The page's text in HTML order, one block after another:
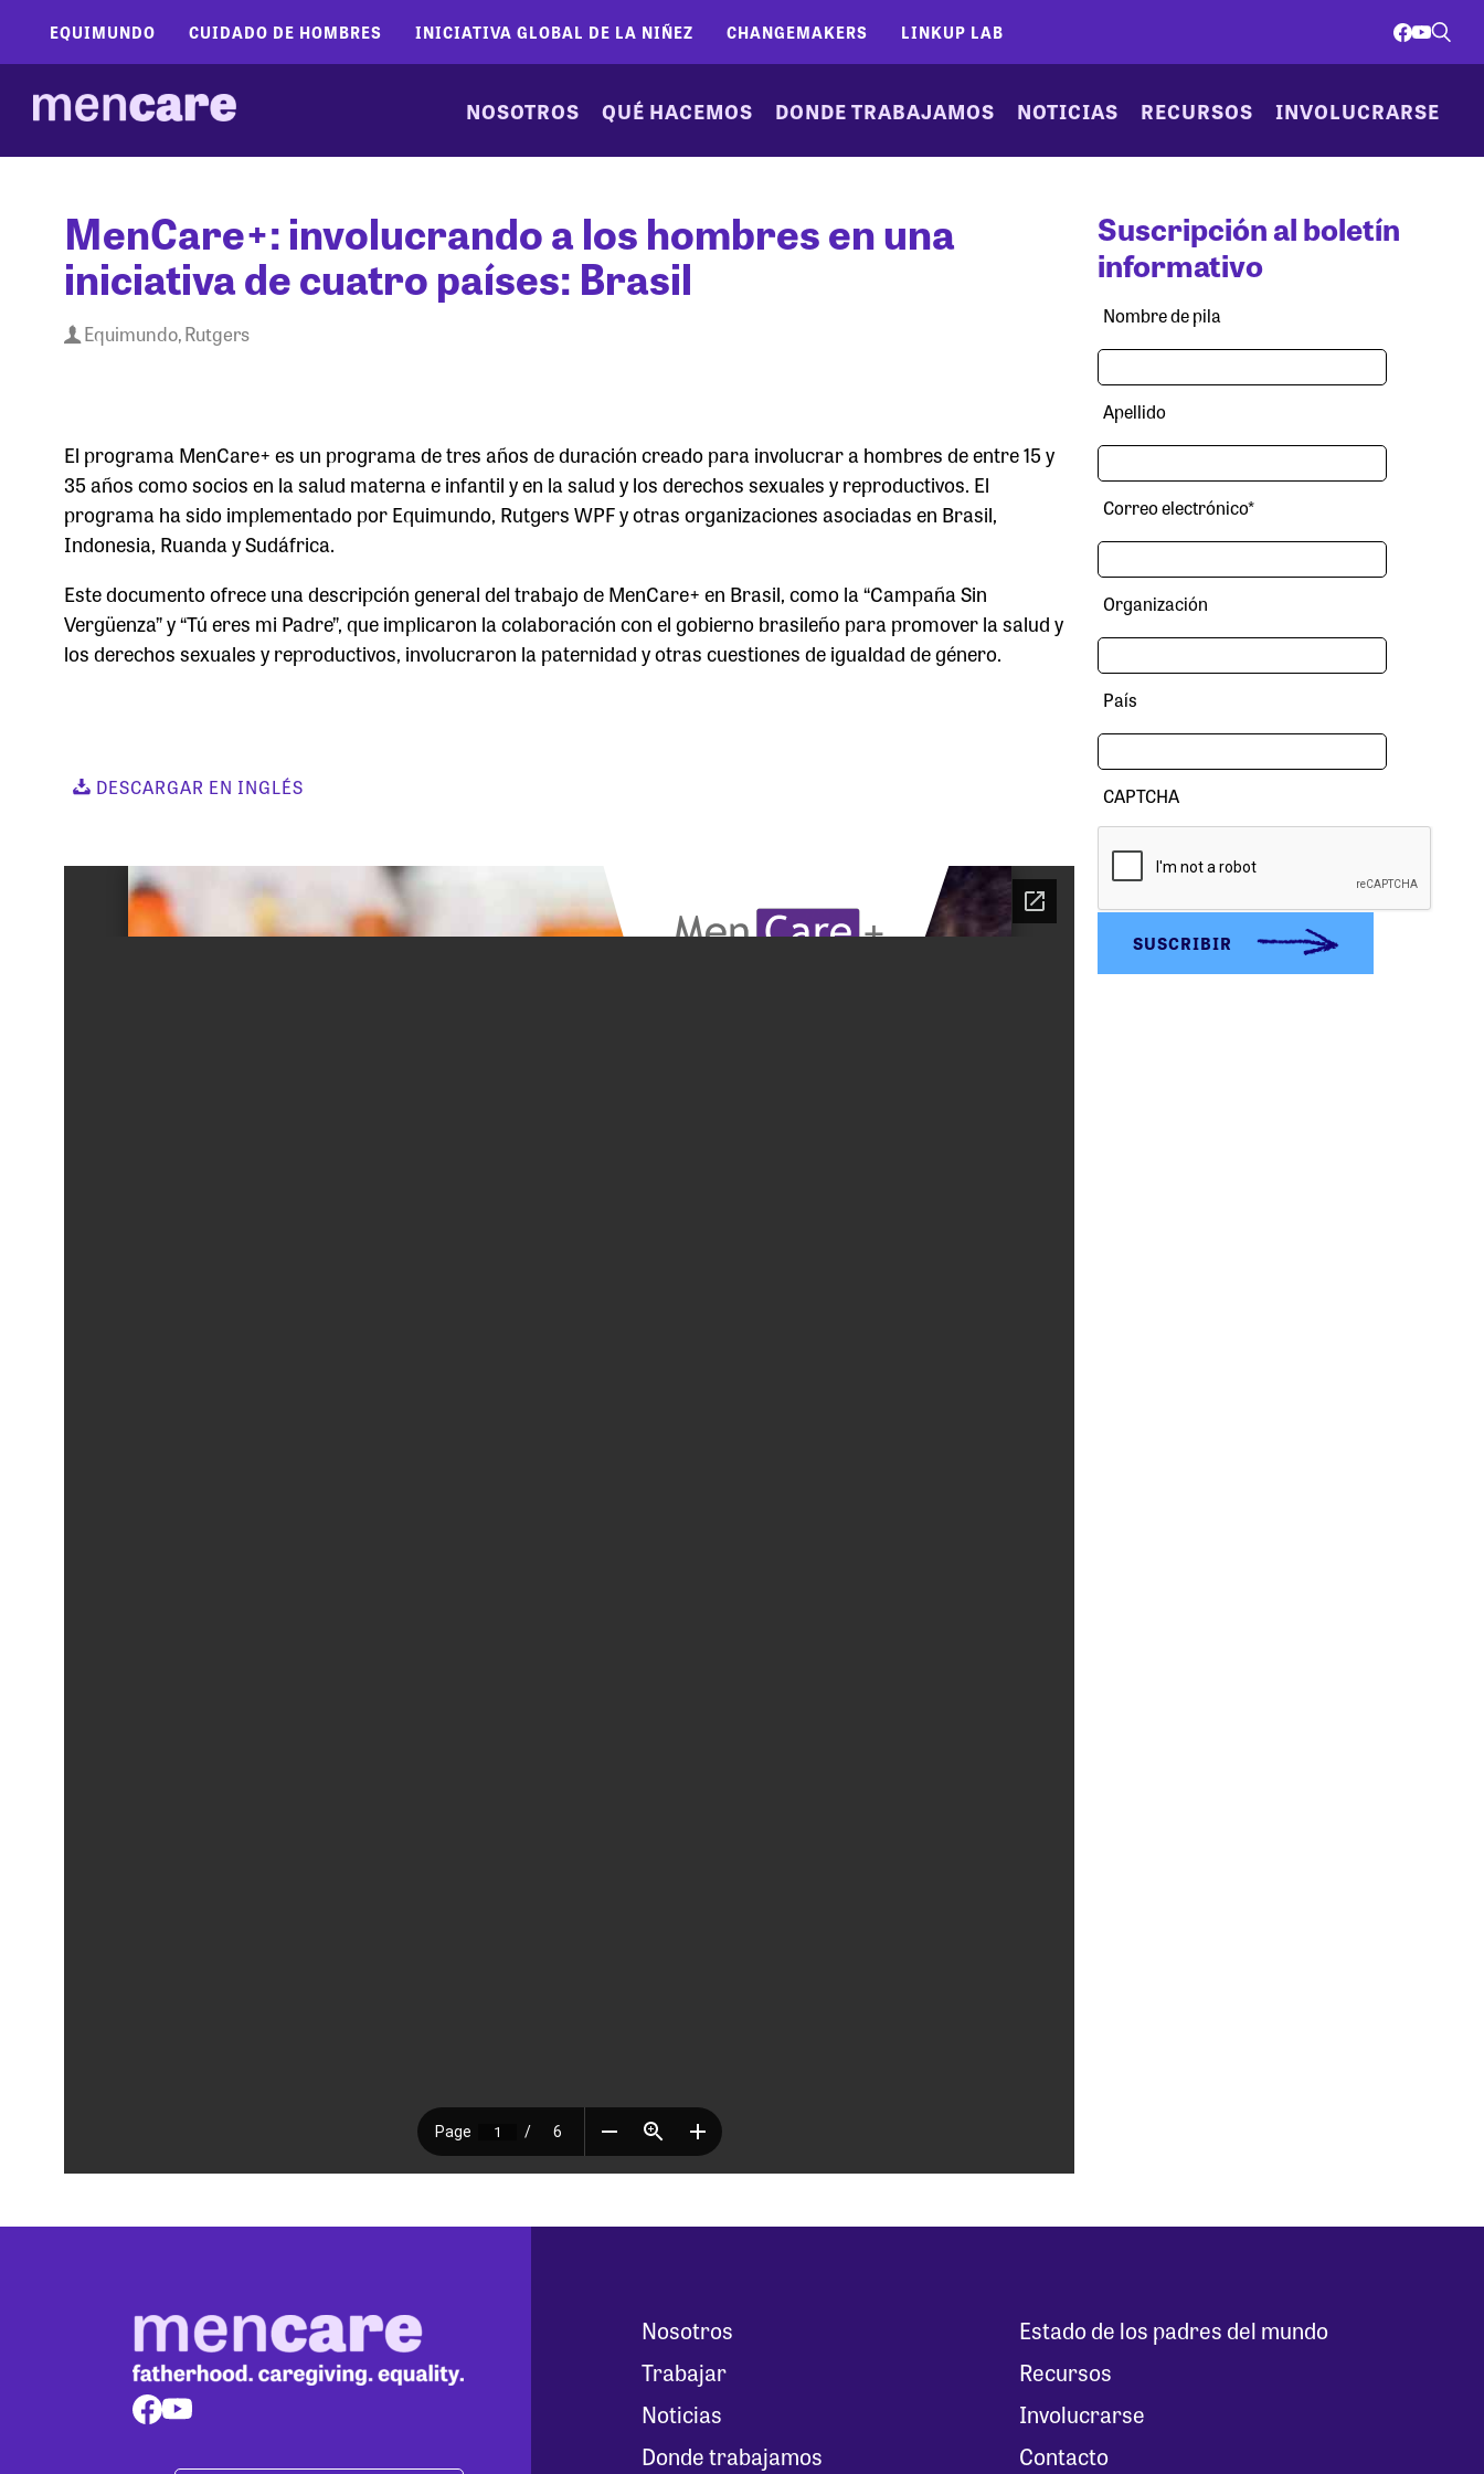
EQUIMUNDO CUIDADO DE HOMBRES INICIATIVA GLOBAL DE LA NIÑEZ CHANGEMAKERS LINKUP LAB
NOSOTROS QUÉ HACEMOS DONDE TRABAJAMOS NOTICIAS RECURSOS INVOLUCRARSE
MenCare+: involucrando a los hombres en una
iniciativa de cuatro países: Brasil
Equimundo, Rutgers
El programa MenCare+ es un programa de tres años de duración creado para involucrar a hombres de entre 15 y
35 años como socios en la salud materna e infantil y en la salud y los derechos sexuales y reproductivos. El
programa ha sido implementado por Equimundo, Rutgers WPF y otras organizaciones asociadas en Brasil,
Indonesia, Ruanda y Sudáfrica.
Este documento ofrece una descripción general del trabajo de MenCare+ en Brasil, como la “Campaña Sin
Vergüenza” y “Tú eres mi Padre”, que implicaron la colaboración con el gobierno brasileño para promover la salud y
los derechos sexuales y reproductivos, involucraron la paternidad y otras cuestiones de igualdad de género.
DESCARGAR EN INGLÉS
Suscripción al boletín
informativo
Nombre de pila
Apellido
Correo electrónico*
Organización
País
CAPTCHA
Nosotros
Trabajar
Noticias
Donde trabajamos
Estado de los padres del mundo
Recursos
Involucrarse
Contacto